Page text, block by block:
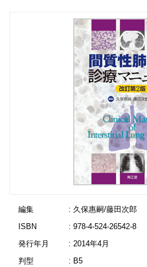
編集
: 久保惠嗣/藤田次郎
ISBN
: 978-4-524-26542-8
発行年月
: 2014年4月
判型
: B5